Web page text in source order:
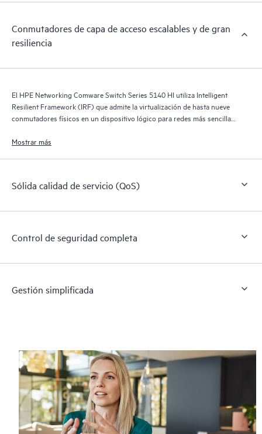
Conmutadores de capa de acceso escalables y de gran
resiliencia
El HPE Networking Comware Switch Series 5140 HI utiliza Intelligent
Resilient Framework (IRF) que admite la virtualización de hasta nueve
conmutadores físicos en un dispositivo lógico para redes más sencillas,
Mostrar más
Sólida calidad de servicio (QoS)
Control de seguridad completa
Gestión simplificada